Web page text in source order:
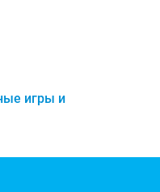
игры и